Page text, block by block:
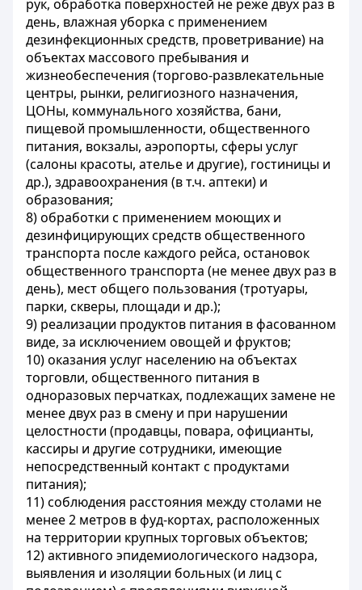
рук, обработка поверхностей не реже двух раз в
день, влажная уборка с применением
дезинфекционных средств, проветривание) на
объектах массового пребывания и
жизнеобеспечения (торгово-развлекательные
центры, рынки, религиозного назначения,
ЦОНы, коммунального хозяйства, бани,
пищевой промышленности, общественного
питания, вокзалы, аэропорты, сферы услуг
(салоны красоты, ателье и другие), гостиницы и
др.), здравоохранения (в т.ч. аптеки) и
образования;
8) обработки с применением моющих и
дезинфицирующих средств общественного
транспорта после каждого рейса, остановок
общественного транспорта (не менее двух раз в
день), мест общего пользования (тротуары,
парки, скверы, площади и др.);
9) реализации продуктов питания в фасованном
виде, за исключением овощей и фруктов;
10) оказания услуг населению на объектах
торговли, общественного питания в
одноразовых перчатках, подлежащих замене не
менее двух раз в смену и при нарушении
целостности (продавцы, повара, официанты,
кассиры и другие сотрудники, имеющие
непосредственный контакт с продуктами
питания);
11) соблюдения расстояния между столами не
менее 2 метров в фуд-кортах, расположенных
на территории крупных торговых объектов;
12) активного эпидемиологического надзора,
выявления и изоляции больных (и лиц с